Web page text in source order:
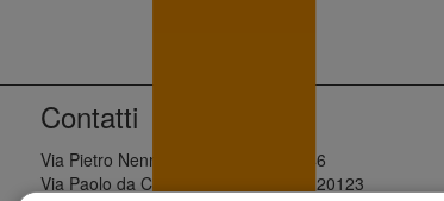
Contatti
Via Pietro Nenni, 28 - Palermo, 90146
Via Paolo da Cannobio, 10 - Milano, 20123